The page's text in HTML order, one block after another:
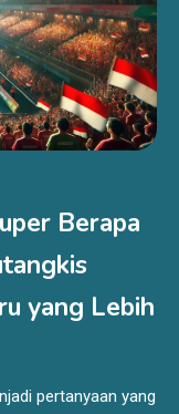
Berapa
yang Lebih
pertanyaan yang